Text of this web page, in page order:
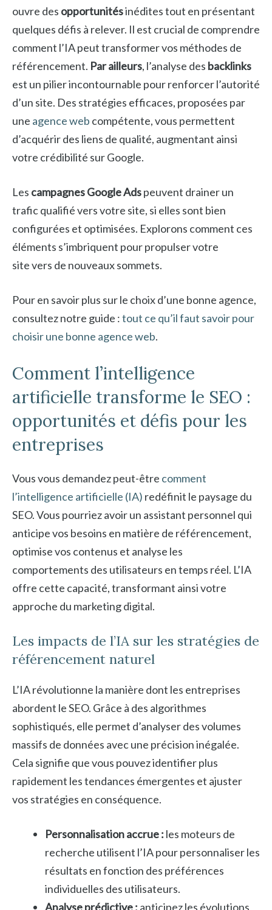
ouvre des opportunitésinédites tout en présentant
quelques défis à relever. Il est crucial de comprendre
comment l’IA peut transformer vos méthodes de
référencement. Par ailleurs, l’analyse des backlinks
est un pilier incontournable pour renforcer l’autorité
d’un site. Des stratégies efficaces, proposées par
une agence web compétente, vous permettent
d’acquérir des liens de qualité, augmentant ainsi
votre crédibilité sur Google.
Les campagnes Google Adspeuvent drainer un
trafic qualifié vers votre site, si elles sont bien
configurées et optimisées. Explorons comment ces
éléments s’imbriquent pour propulser votre
site vers de nouveaux sommets.
Pour en savoir plus sur le choix d’une bonne agence,
consultez notre guide :tout ce qu’il faut savoir pour
choisir une bonne agence web.
Comment l’intelligence
artificielle transforme le SEO :
opportunités et défis pour les
entreprises
Vous vous demandez peut-être comment
l’intelligence artificielle (IA) redéfinit le paysage du
SEO. Vous pourriez avoir un assistant personnel qui
anticipe vos besoins en matière de référencement,
optimise vos contenus et analyse les
comportements des utilisateurs en temps réel. L’IA
offre cette capacité, transformant ainsi votre
approche du marketing digital.
Les impacts de l’IA sur les stratégies de
référencement naturel
L’IA révolutionne la manière dont les entreprises
abordent le SEO. Grâce à des algorithmes
sophistiqués, elle permet d’analyser des volumes
massifs de données avec une précision inégalée.
Cela signifie que vous pouvez identifier plus
rapidement les tendances émergentes et ajuster
vos stratégies en conséquence.
Personnalisation accrue : les moteurs de
recherche utilisent l’IA pour personnaliser les
résultats en fonction des préférences
individuelles des utilisateurs.
Analyse prédictive : anticipez les évolutions